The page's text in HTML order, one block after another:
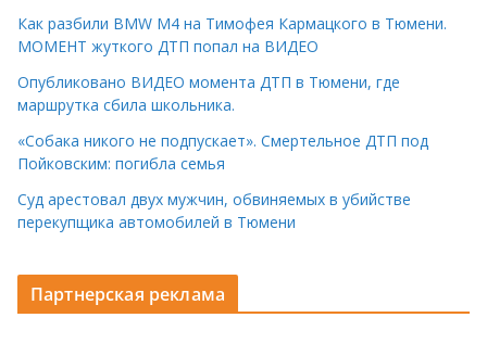
Как разбили BMW M4 на Тимофея Кармацкого в Тюмени.
МОМЕНТ жуткого ДТП попал на ВИДЕО
Опубликовано ВИДЕО момента ДТП в Тюмени, где
маршрутка сбила школьника.
«Собака никого не подпускает». Смертельное ДТП под
Пойковским: погибла семья
Суд арестовал двух мужчин, обвиняемых в убийстве
перекупщика автомобилей в Тюмени
Партнерская реклама